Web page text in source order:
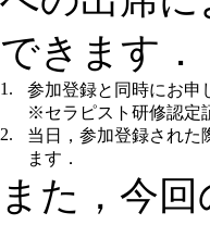
できます．
1.
参加登録と同時にお申
※セラピスト研修認定
2.
当日，参加登録された
ます．
また，今